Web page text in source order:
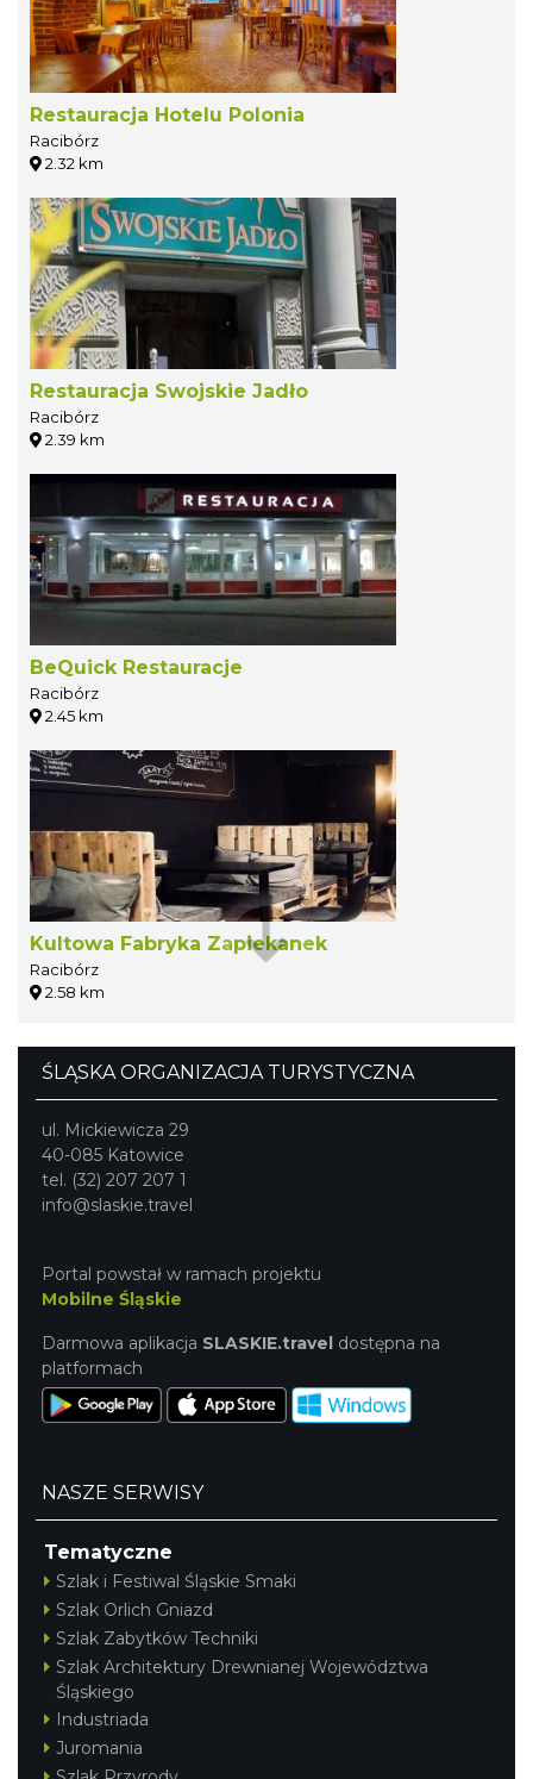
Restauracja Hotelu Polonia
Racibórz
2.32 km
Restauracja Swojskie Jadło
Racibórz
2.39 km
BeQuick Restauracje
Racibórz
2.45 km
Kultowa Fabryka Zapiekanek
Racibórz
2.58 km
ŚLĄSKA ORGANIZACJA TURYSTYCZNA
ul. Mickiewicza 29
40-085 Katowice
tel. (32) 207 207 1
info@slaskie.travel
Portal powstał w ramach projektu
Mobilne Śląskie
Darmowa aplikacja SLASKIE.travel dostępna na
platformach
NASZE SERWISY
Tematyczne
Szlak i Festiwal Śląskie Smaki
Szlak Orlich Gniazd
Szlak Zabytków Techniki
Szlak Architektury Drewnianej Województwa
Śląskiego
Industriada
Juromania